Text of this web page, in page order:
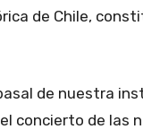
de Chile,
basal de nuestra
concierto de las